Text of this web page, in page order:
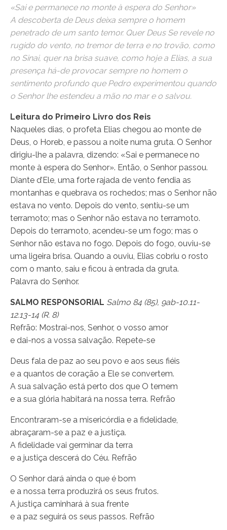
«Sai e permanece no monte à espera do Senhor»
A descoberta de Deus deixa sempre o homem
penetrado de um santo temor. Quer Deus Se revele no
rugido do vento, no tremor de terra e no trovão, como
no Sinai, quer na brisa suave, como hoje a Elias, a sua
presença há-de provocar sempre no homem o
sentimento profundo que Pedro experimentou quando
o Senhor lhe estendeu a mão no mar e o salvou.
Leitura do Primeiro Livro dos Reis
Naqueles dias, o profeta Elias chegou ao monte de
Deus, o Horeb, e passou a noite numa gruta. O Senhor
dirigiu-lhe a palavra, dizendo: «Sai e permanece no
monte à espera do Senhor». Então, o Senhor passou.
Diante d’Ele, uma forte rajada de vento fendia as
montanhas e quebrava os rochedos; mas o Senhor não
estava no vento. Depois do vento, sentiu-se um
terramoto; mas o Senhor não estava no terramoto.
Depois do terramoto, acendeu-se um fogo; mas o
Senhor não estava no fogo. Depois do fogo, ouviu-se
uma ligeira brisa. Quando a ouviu, Elias cobriu o rosto
com o manto, saiu e ficou à entrada da gruta.
Palavra do Senhor.
SALMO RESPONSORIAL Salmo 84 (85), 9ab-10.11-
12.13-14 (R. 8)
Refrão: Mostrai-nos, Senhor, o vosso amor
e dai-nos a vossa salvação. Repete-se
Deus fala de paz ao seu povo e aos seus fiéis
e a quantos de coração a Ele se convertem.
A sua salvação está perto dos que O temem
e a sua glória habitará na nossa terra. Refrão
Encontraram-se a misericórdia e a fidelidade,
abraçaram-se a paz e a justiça.
A fidelidade vai germinar da terra
e a justiça descerá do Céu. Refrão
O Senhor dará ainda o que é bom
e a nossa terra produzirá os seus frutos.
A justiça caminhará à sua frente
e a paz seguirá os seus passos. Refrão